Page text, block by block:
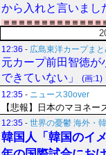
から入れと言いまし
12:36 - 広島東洋カープま
元カープ前田智徳が
できていない」
(画:1)
12:35 - ニュース30over
【悲報】日本のマヨネー
12:35 - 世界の憂鬱 海外・
韓国人「韓国のイ